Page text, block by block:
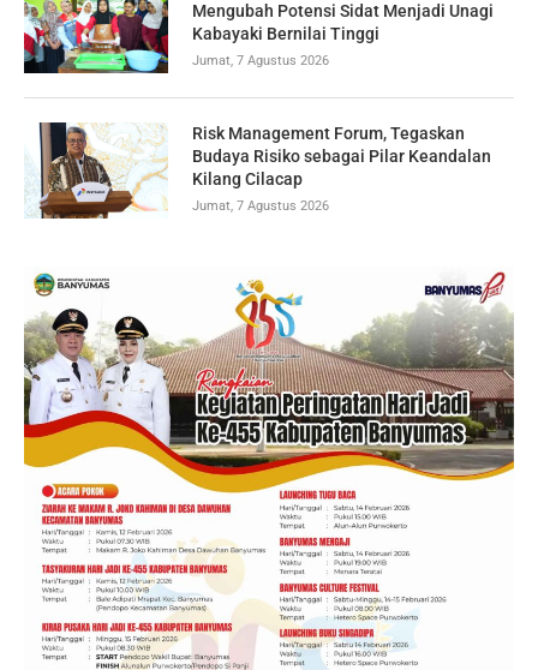
Mengubah Potensi Sidat Menjadi Unagi
Kabayaki Bernilai Tinggi
Jumat, 7 Agustus 2026
Risk Management Forum, Tegaskan
Budaya Risiko sebagai Pilar Keandalan
Kilang Cilacap
Jumat, 7 Agustus 2026